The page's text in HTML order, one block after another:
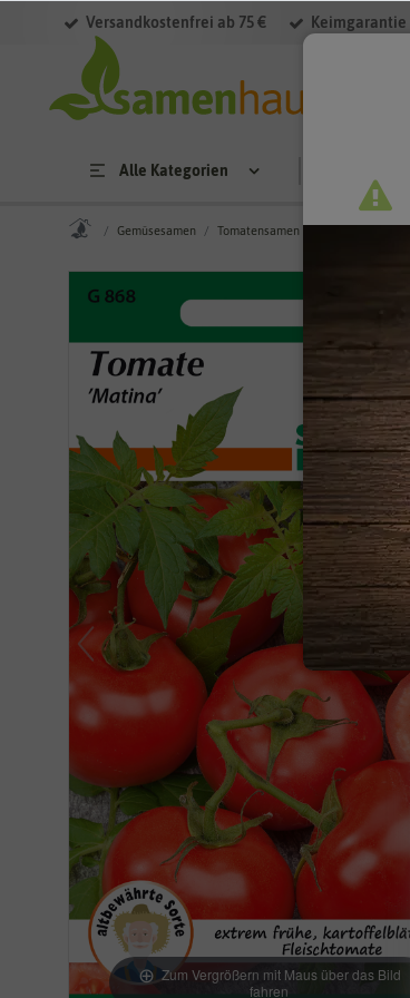
Versandkostenfrei ab 75 € Keimgarantie
Alle Kategorien
Gemüsesamen Tomatensamen
Zum Vergrößern mit Maus über das Bild
fahren